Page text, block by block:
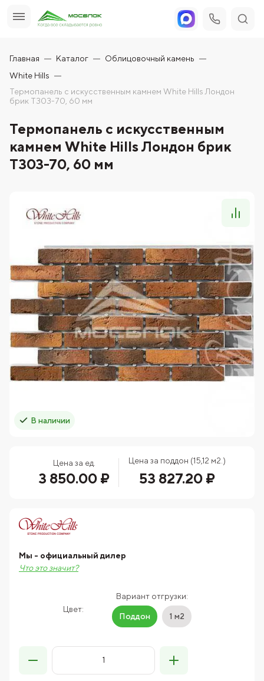
Главная Каталог
Облицовочный камень
White Hills
Термопанель с искусственным камнем White Hills Лондон
брик T303-70, 60 мм
Термопанель с искусственным
камнем White Hills Лондон брик
T303-70, 60 мм
В наличии
Цена за ед.
3 850.00 ₽
Цена за поддон (15,12 м2.)
53 827.20 ₽
Цвет:
Вариант отгрузки:
Поддон 1 м2
Мы - официальный дилер
Что это значит?